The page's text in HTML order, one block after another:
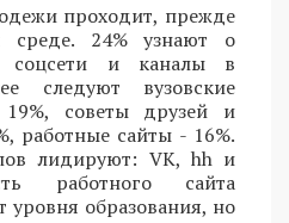
проходит, прежде
среде. 24% узнают о
соцсети и каналы в
следуют вузовские
советы друзей и
работные сайты - 16%.
лидируют: VK, hh и
работного сайта
уровня образования, но